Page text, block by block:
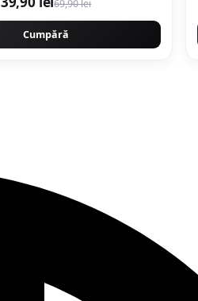
69,90 lei
Cumpără